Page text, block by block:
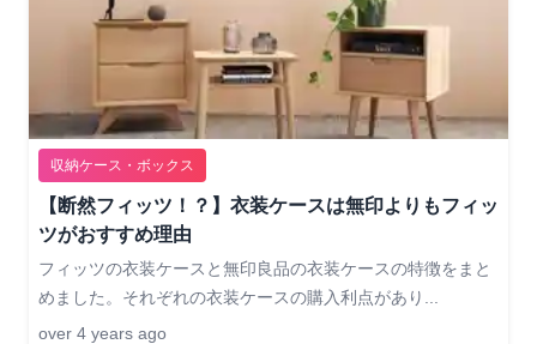
収納ケース・ボックス
【断然フィッツ！？】衣装ケースは無印よりもフィッ
ツがおすすめ理由
フィッツの衣装ケースと無印良品の衣装ケースの特徴をまと
めました。それぞれの衣装ケースの購入利点があり...
over 4 years ago